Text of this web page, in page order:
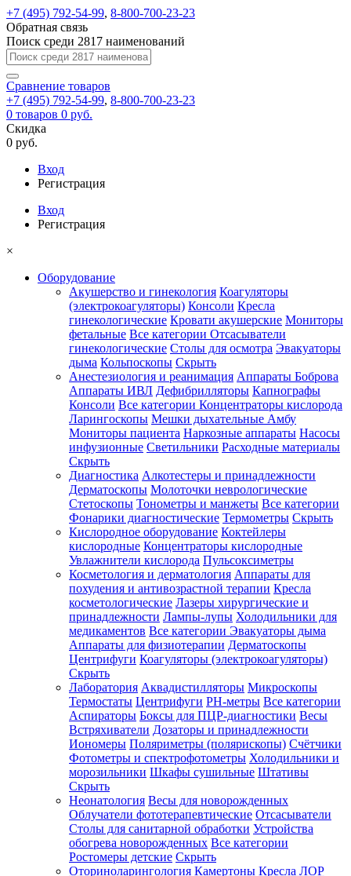
+7 (495) 792-54-99, 8-800-700-23-23
Обратная связь
Поиск среди 2817 наименований
Сравнение товаров
+7 (495) 792-54-99, 8-800-700-23-23
0 товаров 0 руб.
Скидка
0 руб.
Вход
Регистрация
Вход
Регистрация
×
Оборудование
Акушерство и гинекология Коагуляторы
(электрокоагуляторы) Консоли Кресла
гинекологические Кровати акушерские Мониторы
фетальные Все категории Отсасыватели
гинекологические Столы для осмотра Эвакуаторы
дыма Кольпоскопы Скрыть
Анестезиология и реанимация Аппараты Боброва
Аппараты ИВЛ Дефибрилляторы Капнографы
Консоли Все категории Концентраторы кислорода
Ларингоскопы Мешки дыхательные Амбу
Мониторы пациента Наркозные аппараты Насосы
инфузионные Светильники Расходные материалы
Скрыть
Диагностика Алкотестеры и принадлежности
Дерматоскопы Молоточки неврологические
Стетоскопы Тонометры и манжеты Все категории
Фонарики диагностические Термометры Скрыть
Кислородное оборудование Коктейлеры
кислородные Концентраторы кислородные
Увлажнители кислорода Пульсоксиметры
Косметология и дерматология Аппараты для
похудения и антивозрастной терапии Кресла
косметологические Лазеры хирургические и
принадлежности Лампы-лупы Холодильники для
медикаментов Все категории Эвакуаторы дыма
Аппараты для физиотерапии Дерматоскопы
Центрифуги Коагуляторы (электрокоагуляторы)
Скрыть
Лаборатория Аквадистилляторы Микроскопы
Термостаты Центрифуги PH-метры Все категории
Аспираторы Боксы для ПЦР-диагностики Весы
Встряхиватели Дозаторы и принадлежности
Иономеры Поляриметры (полярископы) Счётчики
Фотометры и спектрофотометры Холодильники и
морозильники Шкафы сушильные Штативы
Скрыть
Неонатология Весы для новорожденных
Облучатели фототерапевтические Отсасыватели
Столы для санитарной обработки Устройства
обогрева новорожденных Все категории
Ростомеры детские Скрыть
Оториноларингология Камертоны Кресла ЛОР